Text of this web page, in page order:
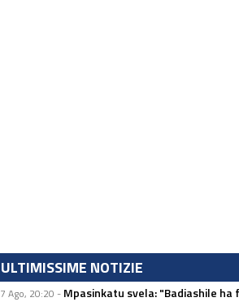
ULTIMISSIME NOTIZIE
7 Ago, 20:20 - Mpasinkatu svela: "Badiashile